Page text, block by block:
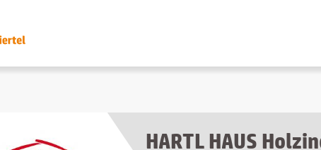
HARTL HAUS